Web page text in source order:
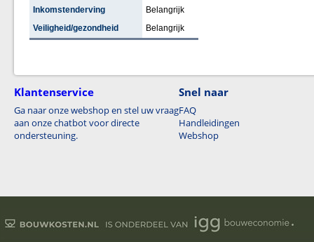
Inkomstenderving
Belangrijk
Veiligheid/gezondheid
Belangrijk
Klantenservice
Ga naar onze webshop en stel uw vraag
aan onze chatbot voor directe
ondersteuning.
Snel naar
FAQ
Handleidingen
Webshop